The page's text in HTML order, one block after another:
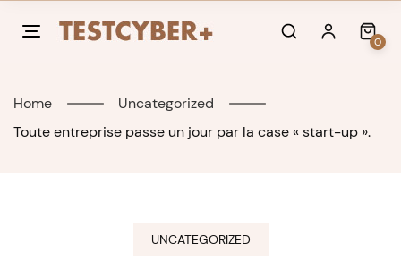
0
Home
Uncategorized
Toute entreprise passe un jour par la case « start-up ».
UNCATEGORIZED